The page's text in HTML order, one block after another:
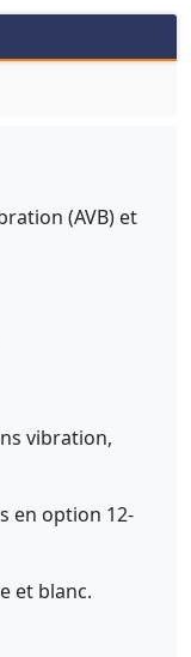
(AVB) et
vibration,
en option 12-
et blanc.